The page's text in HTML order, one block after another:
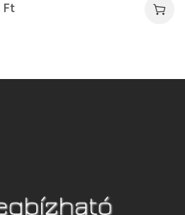
Ft